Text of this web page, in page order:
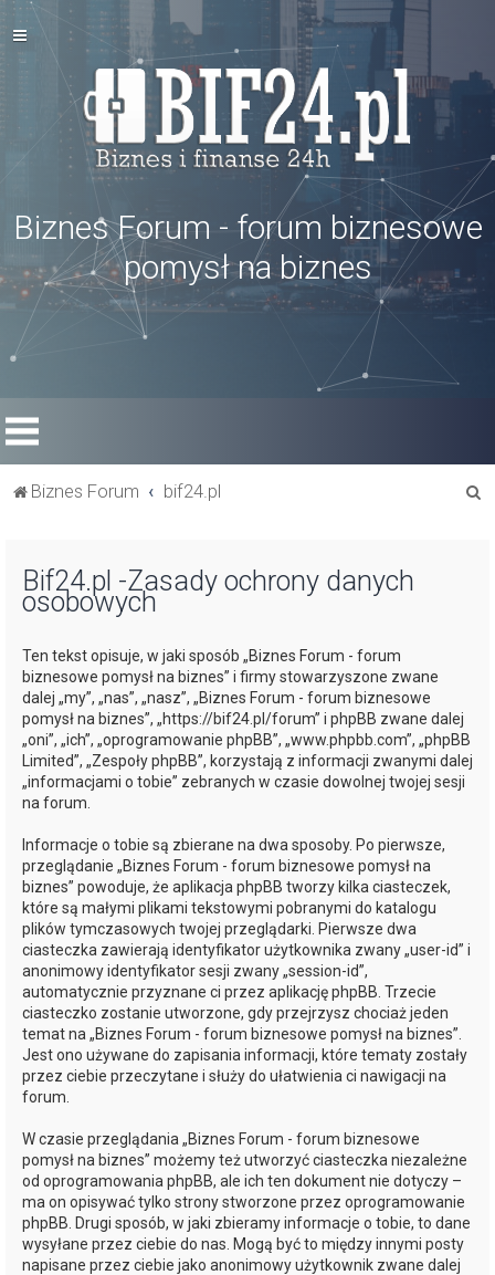
Biznes Forum - forum biznesowe
pomysł na biznes
Biznes Forum bif24.pl
Bif24.pl -Zasady ochrony danych
osobowych
Ten tekst opisuje, w jaki sposób „Biznes Forum - forum
biznesowe pomysł na biznes” i firmy stowarzyszone zwane
dalej „my”, „nas”, „nasz”, „Biznes Forum - forum biznesowe
pomysł na biznes”, „https://bif24.pl/forum” i phpBB zwane dalej
„oni”, „ich”, „oprogramowanie phpBB”, „www.phpbb.com”, „phpBB
Limited”, „Zespoły phpBB”, korzystają z informacji zwanymi dalej
„informacjami o tobie” zebranych w czasie dowolnej twojej sesji
na forum.
Informacje o tobie są zbierane na dwa sposoby. Po pierwsze,
przeglądanie „Biznes Forum - forum biznesowe pomysł na
biznes” powoduje, że aplikacja phpBB tworzy kilka ciasteczek,
które są małymi plikami tekstowymi pobranymi do katalogu
plików tymczasowych twojej przeglądarki. Pierwsze dwa
ciasteczka zawierają identyfikator użytkownika zwany „user-id” i
anonimowy identyfikator sesji zwany „session-id”,
automatycznie przyznane ci przez aplikację phpBB. Trzecie
ciasteczko zostanie utworzone, gdy przejrzysz chociaż jeden
temat na „Biznes Forum - forum biznesowe pomysł na biznes”.
Jest ono używane do zapisania informacji, które tematy zostały
przez ciebie przeczytane i służy do ułatwienia ci nawigacji na
forum.
W czasie przeglądania „Biznes Forum - forum biznesowe
pomysł na biznes” możemy też utworzyć ciasteczka niezależne
od oprogramowania phpBB, ale ich ten dokument nie dotyczy –
ma on opisywać tylko strony stworzone przez oprogramowanie
phpBB. Drugi sposób, w jaki zbieramy informacje o tobie, to dane
wysyłane przez ciebie do nas. Mogą być to między innymi posty
napisane przez ciebie jako anonimowy użytkownik zwane dalej